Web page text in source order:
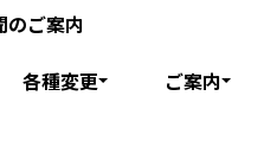
のご案内
各種変更 ご案内